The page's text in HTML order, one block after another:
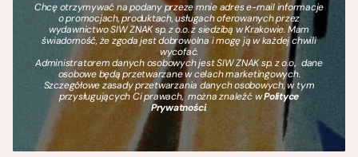
Chcę otrzymywać na podany przeze mnie adres e-mail informacje
o promocjach, produktach, usługach oferowanych przez
wydawnictwo SIW ZNAK sp. z o.o. z siedzibą w Krakowie. Mam
świadomość, że zgoda jest dobrowolna i mogę ją w każdej chwili
wycofać.
Administratorem danych osobowych jest SIW ZNAK sp. z o.o., dane
osobowe będą przetwarzane w celach marketingowych.
Szczegółowe zasady przetwarzania danych osobowych, w tym
przysługujących Ci prawach, można znaleźć wPolityce
Prywatności.